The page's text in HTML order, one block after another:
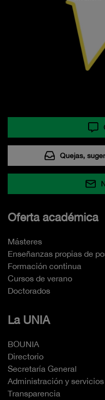
Quejas,
Oferta académica
Másteres
Enseñanzas propias de
Formación continua
Cursos de verano
Doctorados
La UNIA
BOUNIA
Directorio
Secretaría General
Administración y servicios
Transparencia